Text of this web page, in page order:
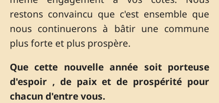
restons convaincu que c'est ensemble que
nous continuerons à bâtir une commune
plus forte et plus prospère.
Que cette nouvelle année soit porteuse
d'espoir , de paix et de prospérité pour
chacun d'entre vous.